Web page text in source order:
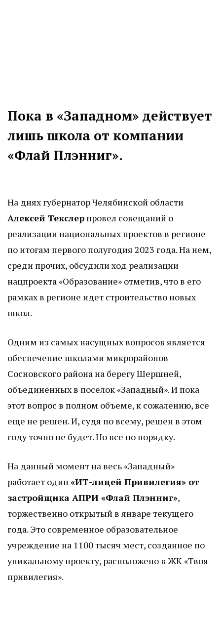
Пока в «Западном» действует
лишь школа от компании
«Флай Плэнниг».
На днях губернатор Челябинской области
Алексей Текслер провел совещаний о
реализации национальных проектов в регионе
по итогам первого полугодия 2023 года. На нем,
среди прочих, обсудили ход реализации
нацпроекта «Образование» отметив, что в его
рамках в регионе идет строительство новых
школ.
Одним из самых насущных вопросов является
обеспечение школами микрорайонов
Сосновского района на берегу Шершней,
объединенных в поселок «Западный». И пока
этот вопрос в полном объеме, к сожалению, все
еще не решен. И, судя по всему, решен в этом
году точно не будет. Но все по порядку.
На данный момент на весь «Западный»
работает один «ИТ-лицей Привилегия» от
застройщика АПРИ «Флай Плэнниг»,
торжественно открытый в январе текущего
года. Это современное образовательное
учреждение на 1100 тысяч мест, созданное по
уникальному проекту, расположено в ЖК «Твоя
привилегия».